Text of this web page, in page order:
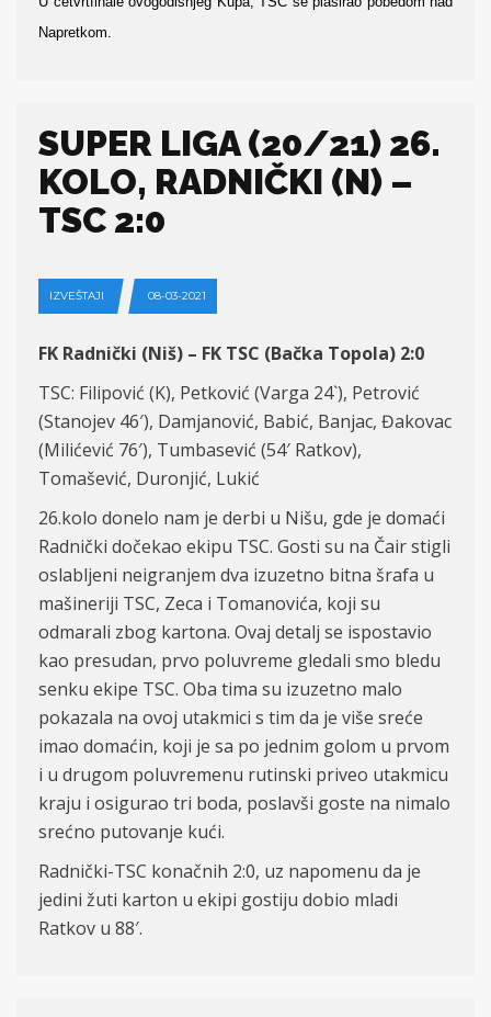
Napretkom.
SUPER LIGA (20/21) 26.
KOLO, RADNIČKI (N) –
TSC 2:0
IZVEŠTAJI 08-03-2021
FK Radnički (Niš) – FK TSC (Bačka Topola) 2:0
TSC: Filipović (K), Petković (Varga 24`), Petrović
(Stanojev 46′), Damjanović, Babić, Banjac, Đakovac
(Milićević 76′), Tumbasević (54′ Ratkov),
Tomašević, Duronjić, Lukić
26.kolo donelo nam je derbi u Nišu, gde je domaći
Radnički dočekao ekipu TSC. Gosti su na Čair stigli
oslabljeni neigranjem dva izuzetno bitna šrafa u
mašineriji TSC, Zeca i Tomanovića, koji su
odmarali zbog kartona. Ovaj detalj se ispostavio
kao presudan, prvo poluvreme gledali smo bledu
senku ekipe TSC. Oba tima su izuzetno malo
pokazala na ovoj utakmici s tim da je više sreće
imao domaćin, koji je sa po jednim golom u prvom
i u drugom poluvremenu rutinski priveo utakmicu
kraju i osigurao tri boda, poslavši goste na nimalo
srećno putovanje kući.
Radnički-TSC konačnih 2:0, uz napomenu da je
jedini žuti karton u ekipi gostiju dobio mladi
Ratkov u 88′.